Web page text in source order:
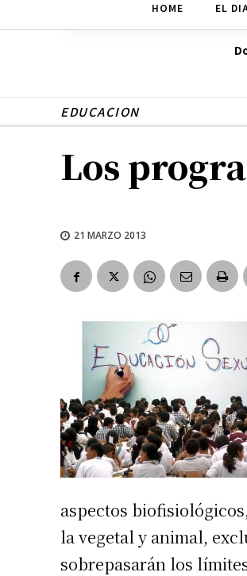
HOME EL
EDUCACION
Los
21 MARZO 2013
aspectos
la vegetal y animal,
sobrepasarán los